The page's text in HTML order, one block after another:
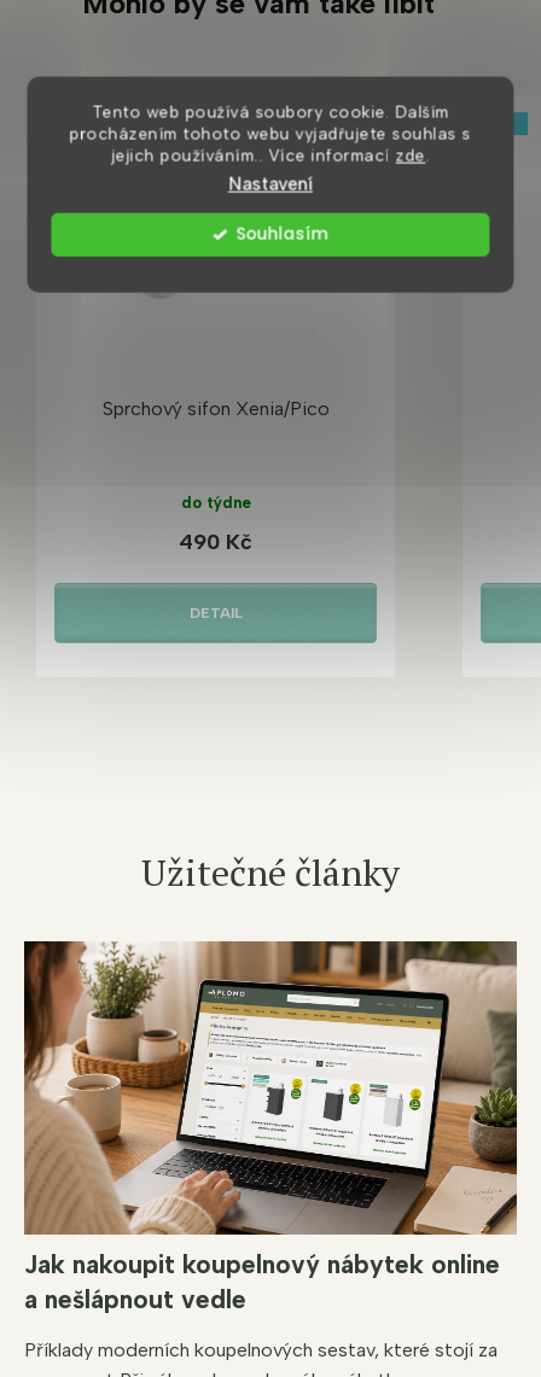
Tento web používá soubory cookie. Dalším
procházením tohoto webu vyjadřujete souhlas s
jejich používáním.. Více informací zde.
Nastavení
Souhlasím
Sprchový sifon Xenia/Pico
do týdne
490 Kč
DETAIL
Užitečné články
Jak nakoupit koupelnový nábytek online
a nešlápnout vedle
Příklady moderních koupelnových sestav, které stojí za